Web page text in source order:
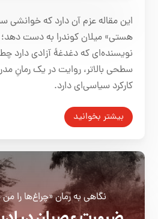
این مقاله عزم آن دارد که خوانشی
هستی» میلان کوندرا به دست
نویسنده‌ای که دغدغۀ آزادی دارد
سطحی بالاتر، روایت در یک رمانِ
کارکرد سیاسی‌ای دارد.
بیشتر بخوانید
نگاهی به رمان «چراغ‌ها را